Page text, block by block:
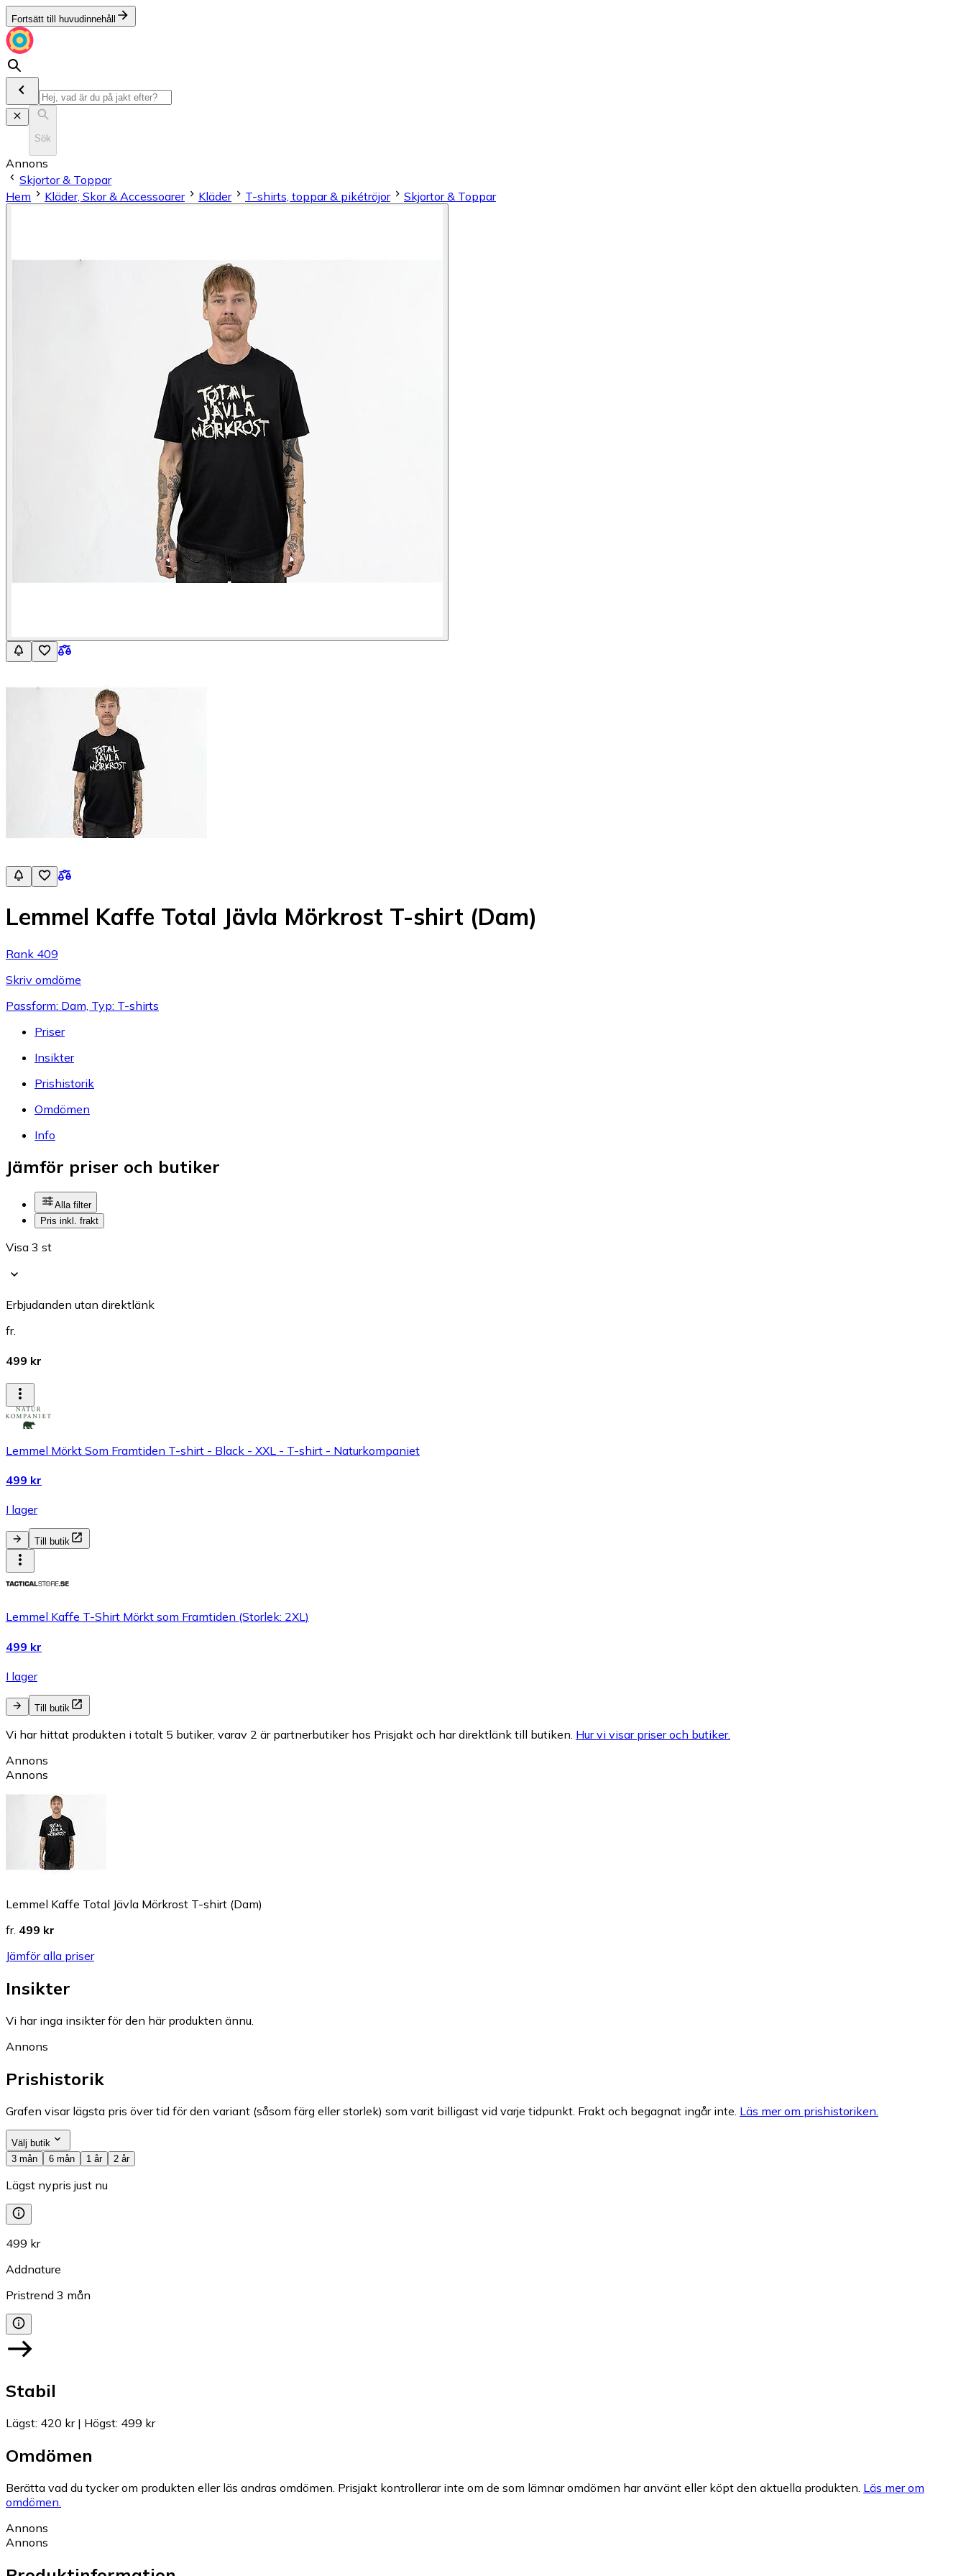
Fortsätt till huvudinnehåll
Sök
Annons
Skjortor & Toppar
Hem
Kläder, Skor & Accessoarer Kläder T-shirts, toppar & pikétröjor Skjortor & Toppar
Lemmel Kaffe Total Jävla Mörkrost T-shirt (Dam)
Rank 409
Skriv omdöme
Passform: Dam, Typ: T-shirts
Priser
Insikter
Prishistorik
Omdömen
Info
Jämför priser och butiker
Alla filter
Pris inkl. frakt
Visa 3 st
Erbjudanden utan direktlänk
fr.
499 kr
Lemmel Mörkt Som Framtiden T-shirt - Black - XXL - T-shirt - Naturkompaniet
499 kr
I lager
Till butik
Lemmel Kaffe T-Shirt Mörkt som Framtiden (Storlek: 2XL)
499 kr
I lager
Till butik
Vi har hittat produkten i totalt 5 butiker, varav 2 är partnerbutiker hos Prisjakt och har direktlänk till butiken. Hur vi visar priser och butiker.
Annons
Annons
Lemmel Kaffe Total Jävla Mörkrost T-shirt (Dam)
fr. 499 kr
Jämför alla priser
Insikter
Vi har inga insikter för den här produkten ännu.
Annons
Prishistorik
Grafen visar lägsta pris över tid för den variant (såsom färg eller storlek) som varit billigast vid varje tidpunkt. Frakt och begagnat ingår inte. Läs mer om prishistoriken.
Välj butik
3 mån
6 mån 1 år 2 år
Lägst nypris just nu
499 kr
Addnature
Pristrend 3 mån
Stabil
Lägst: 420 kr| Högst: 499 kr
Omdömen
Berätta vad du tycker om produkten eller läs andras omdömen. Prisjakt kontrollerar inte om de som lämnar omdömen har använt eller köpt den aktuella produkten. Läs mer om
omdömen.
Annons
Annons